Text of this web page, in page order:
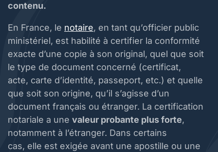
contenu.
En France, le notaire, en tant qu’officier public
ministériel, est habilité à certifier la conformité
exacte d’une copie à son original, quel que soit
le type de document concerné (certificat,
acte, carte d’identité, passeport, etc.) et quelle
que soit son origine, qu’il s’agisse d’un
document français ou étranger. La certification
notariale a une valeur probante plus forte,
notamment à l’étranger. Dans certains
cas, elle est exigée avant une apostille ou une